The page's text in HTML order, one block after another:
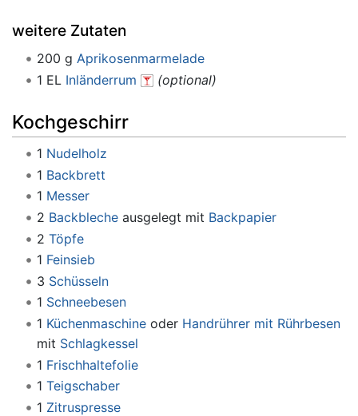
weitere Zutaten
200 g Aprikosenmarmelade
1 EL Inländerrum (optional)
Kochgeschirr
1 Nudelholz
1 Backbrett
1 Messer
2 Backblecheausgelegt mit Backpapier
2 Töpfe
1 Feinsieb
3 Schüsseln
1 Schneebesen
1 Küchenmaschineoder Handrührer mit Rührbesen
mit Schlagkessel
1 Frischhaltefolie
1 Teigschaber
1 Zitruspresse